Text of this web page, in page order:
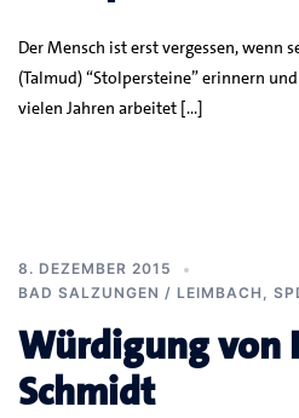
Der Mensch ist erst vergessen, wenn
(Talmud) “Stolpersteine” erinnern
vielen Jahren arbeitet […]
8. DEZEMBER 2015
BAD SALZUNGEN / LEIMBACH
Würdigung von
Schmidt